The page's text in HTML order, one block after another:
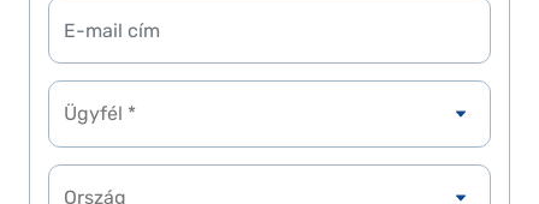
Ügyfél *